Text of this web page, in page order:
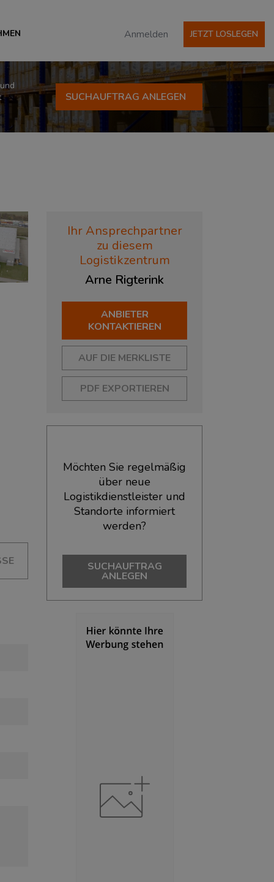
Anmelden JETZT LOSLEGEN
SUCHAUFTRAG ANLEGEN
Ihr Ansprechpartner
zu diesem
Logistikzentrum
Arne Rigterink
ANBIETER
KONTAKTIEREN
AUF DIE MERKLISTE
PDF EXPORTIEREN
Möchten Sie regelmäßig
über neue
Logistikdienstleister und
Standorte informiert
werden?
SUCHAUFTRAG
ANLEGEN